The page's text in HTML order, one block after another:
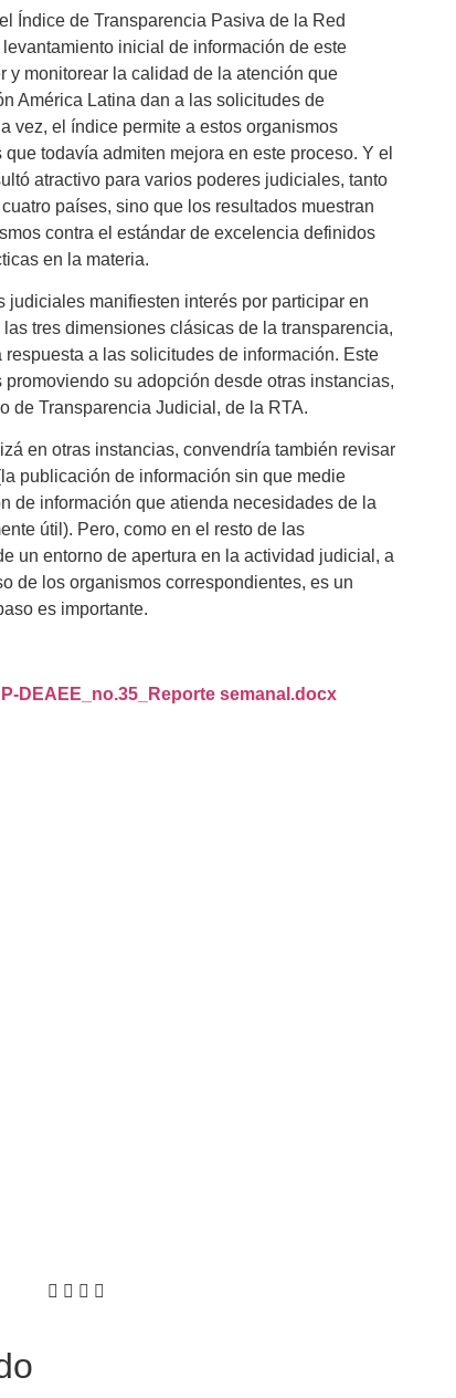
Índice de Transparencia Pasiva de la Red
inicial de información de este
y monitorear la calidad de la atención que
América Latina dan a las solicitudes de
vez, el índice permite a estos organismos
todavía admiten mejora en este proceso. Y el
atractivo para varios poderes judiciales, tanto
países, sino que los resultados muestran
contra el estándar de excelencia definidos
en la materia.
judiciales manifiesten interés por participar en
tres dimensiones clásicas de la transparencia,
respuesta a las solicitudes de información. Este
su adopción desde otras instancias,
de Transparencia Judicial, de la RTA.
en otras instancias, convendría también revisar
publicación de información sin que medie
de información que atienda necesidades de la
útil). Pero, como en el resto de las
un entorno de apertura en la actividad judicial, a
de los organismos correspondientes, es un
es importante.
DEAEE_no.35_Reporte semanal.docx